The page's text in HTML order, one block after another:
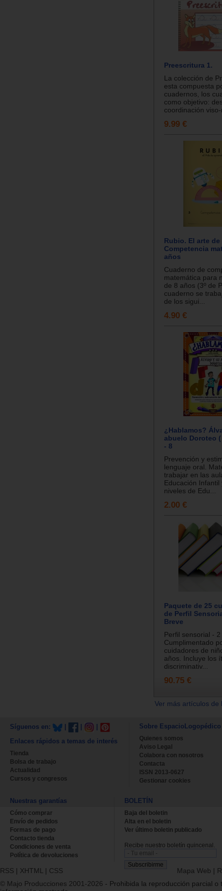
Preescritura 1.
La colección de
esta compuesta
cuadernos, los
como objetivo:
coordinación
9.99 €
Rubio. El arte de
Competencia
años
Cuaderno de
matemática para
de 8 años (3º de
cuaderno se
de los sigui...
4.90 €
¿Hablamos?
abuelo Doroteo
- 8
Prevención y
lenguaje oral.
trabajar en las
Educación Infantil
niveles de Edu...
2.00 €
Paquete de 25
de Perfil
Breve
Perfil sensorial -
Cumplimentado
cuidadores de
años. Incluye los
discriminativ...
90.75 €
Ver más artículos
Síguenos en:
Enlaces rápidos a temas de interés
Tienda
Bolsa de trabajo
Actualidad
Cursos y congresos
Sobre EspacioLogopédico
Quienes somos
Aviso Legal
Colabora con nosotros
Contacta
ISSN 2013-0627
Gestionar cookies
Nuestras garantías
Cómo comprar
Envío de pedidos
Formas de pago
Contacto tienda
Condiciones de venta
Política de devoluciones
BOLETÍN
Baja del boletin
Alta en el boletin
Ver último boletin publicado
Recibe nuestro boletín quincenal.
RSS | XHTML | CSS Mapa Web |
© Majo Producciones 2001-2026 - Prohibida la reproducción parcial o